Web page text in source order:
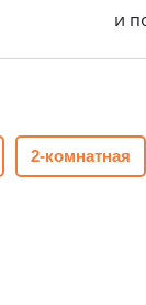
и
2-комнатная